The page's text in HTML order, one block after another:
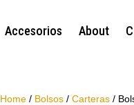
Accesorios About
Home/ Bolsos/ Carteras/